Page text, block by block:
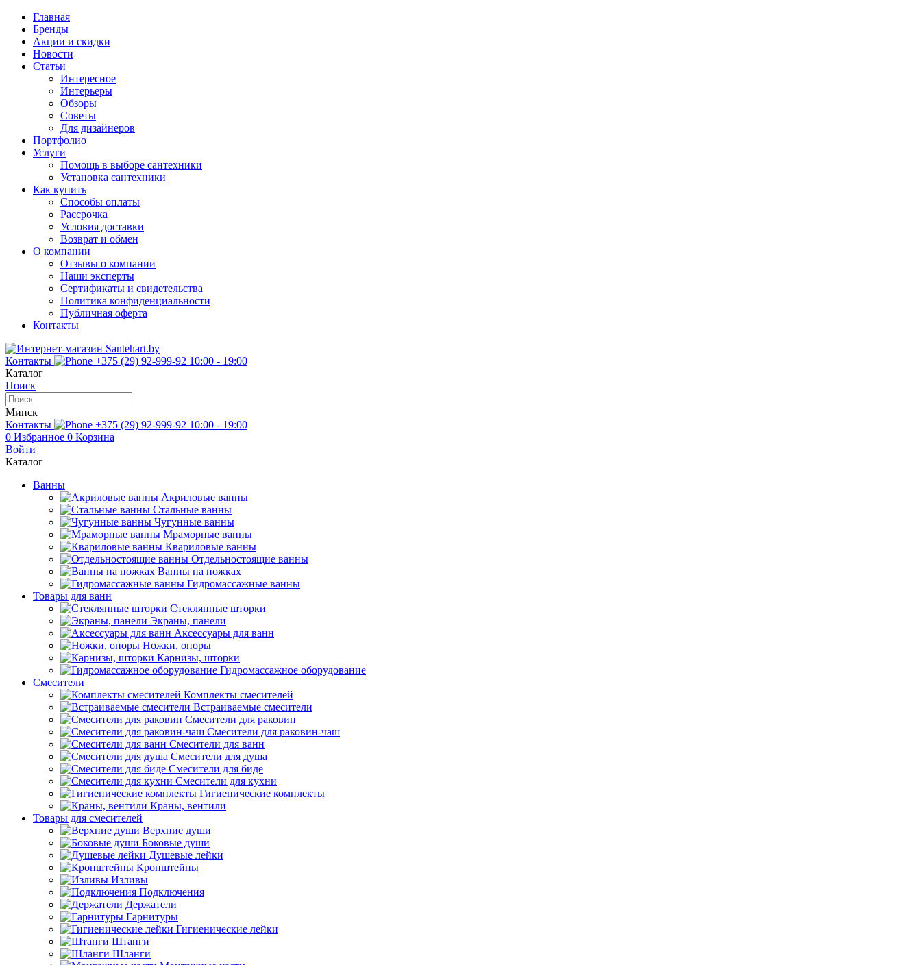
Главная
Бренды
Акции и скидки
Новости
Статьи
Интересное
Интерьеры
Обзоры
Советы
Для дизайнеров
Портфолио
Услуги
Помощь в выборе сантехники
Установка сантехники
Как купить
Способы оплаты
Рассрочка
Условия доставки
Возврат и обмен
О компании
Отзывы о компании
Наши эксперты
Сертификаты и свидетельства
Политика конфиденциальности
Публичная оферта
Контакты
Контакты +375 (29) 92-999-92 10:00 - 19:00
Каталог
Поиск
Минск
Контакты
+375 (29) 92-999-92 10:00 - 19:00
0 Избранное 0 Корзина
Войти
Каталог
Ванны
Акриловые ванны
Стальные ванны
Чугунные ванны
Мраморные ванны
Квариловые ванны
Отдельностоящие ванны
Ванны на ножках
Гидромассажные ванны
Товары для ванн
Стеклянные шторки
Экраны, панели
Аксессуары для ванн
Ножки, опоры
Карнизы, шторки
Гидромассажное оборудование
Смесители
Комплекты смесителей
Встраиваемые смесители
Смесители для раковин
Смесители для раковин-чаш
Смесители для ванн
Смесители для душа
Смесители для биде
Смесители для кухни
Гигиенические комплекты
Краны, вентили
Товары для смесителей
Верхние души
Боковые души
Душевые лейки
Кронштейны
Изливы
Подключения
Держатели
Гарнитуры
Гигиенические лейки
Штанги
Шланги